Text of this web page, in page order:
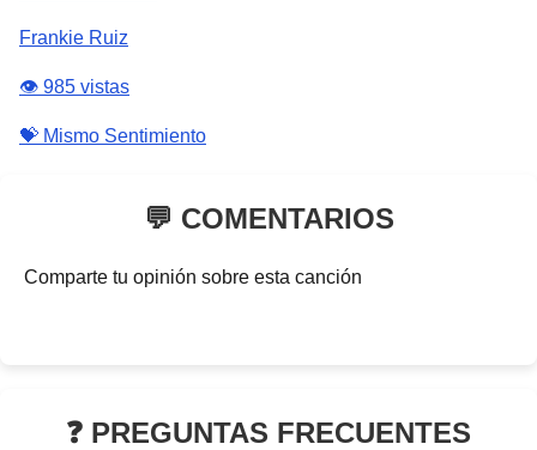
Frankie Ruiz
👁️ 985 vistas
💝 Mismo Sentimiento
💬 COMENTARIOS
Comparte tu opinión sobre esta canción
❓ PREGUNTAS FRECUENTES